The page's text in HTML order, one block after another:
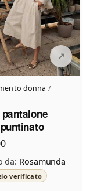
donna /
da: Rosamunda
verificato